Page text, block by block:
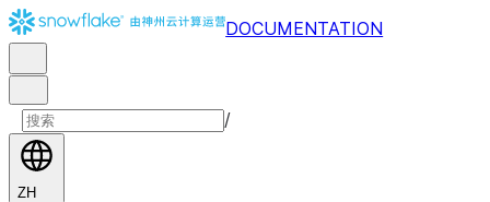
DOCUMENTATION
/
ZH